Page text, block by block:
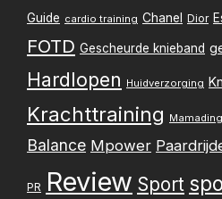
Guide cardio training Chanel Dior
FOTD Gescheurde knieband
Hardlopen Huidverzorging
Krachttraining
Balance Mpower
PR Review Sport